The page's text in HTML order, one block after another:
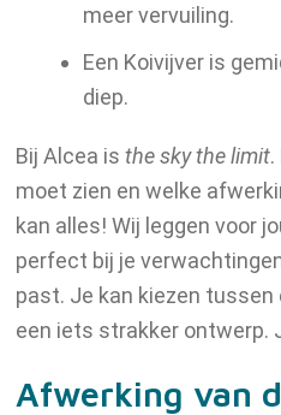
meer vervuiling.
Een Koivijver is
diep.
Bij Alcea isthe sky the limit
moet zien en welke
kan alles! Wij leggen voor
perfect bij je
past. Je kan kiezen
een iets strakker ontwerp.
Afwerking van